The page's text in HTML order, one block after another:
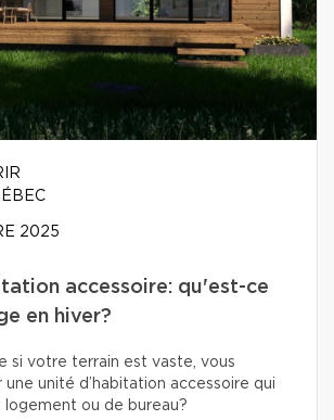
2025
accessoire: qu'est-ce
en hiver?
si votre terrain est vaste, vous
unité d’habitation accessoire qui
logement ou de bureau?